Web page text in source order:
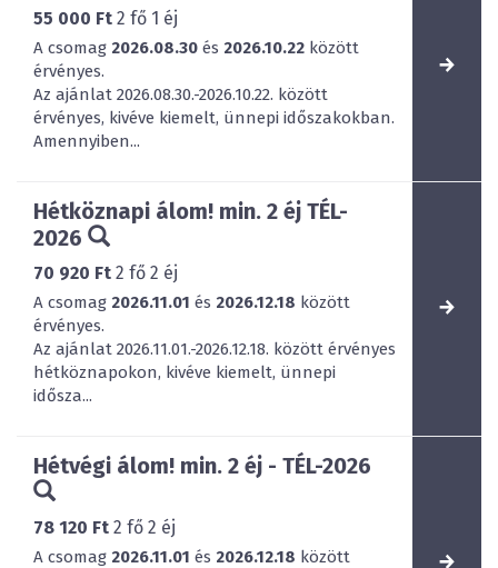
55 000 Ft 2 fő 1 éj
A csomag 2026.08.30 és 2026.10.22 között
érvényes.
Az ajánlat 2026.08.30.-2026.10.22. között
érvényes, kivéve kiemelt, ünnepi időszakokban.
Amennyiben...
Hétköznapi álom! min. 2 éj TÉL-
2026
70 920 Ft 2 fő 2 éj
A csomag 2026.11.01 és 2026.12.18 között
érvényes.
Az ajánlat 2026.11.01.-2026.12.18. között érvényes
hétköznapokon, kivéve kiemelt, ünnepi
idősza...
Hétvégi álom! min. 2 éj - TÉL-2026
78 120 Ft 2 fő 2 éj
A csomag 2026.11.01 és 2026.12.18 között